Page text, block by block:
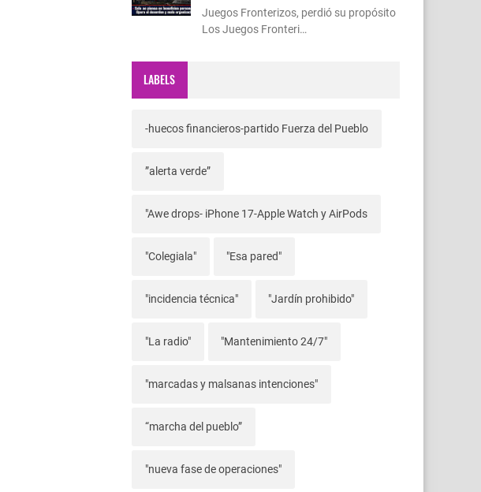
Juegos Fronterizos, perdió su propósito
Los Juegos Fronteri…
LABELS
-huecos financieros-partido Fuerza del Pueblo
”alerta verde”
"Awe drops- iPhone 17-Apple Watch y AirPods
"Colegiala" "Esa pared"
"incidencia técnica" "Jardín prohibido"
"La radio" "Mantenimiento 24/7"
"marcadas y malsanas intenciones"
“marcha del pueblo”
"nueva fase de operaciones"